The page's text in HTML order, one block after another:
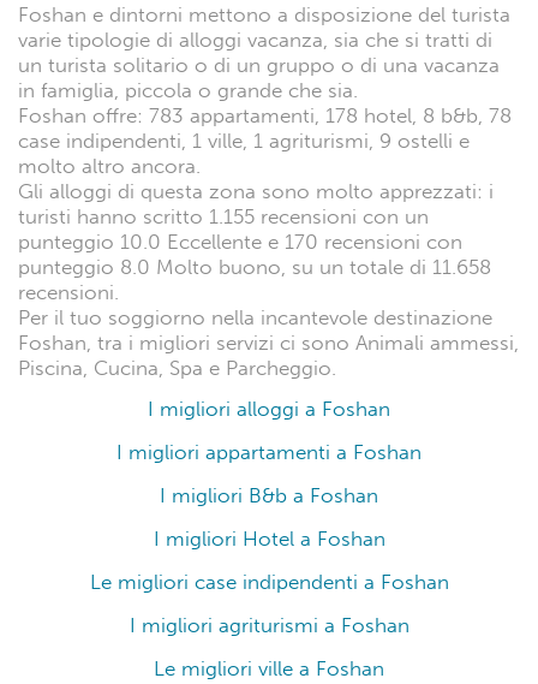
Foshan e dintorni mettono a disposizione del turista
varie tipologie di alloggi vacanza, sia che si tratti di
un turista solitario o di un gruppo o di una vacanza
in famiglia, piccola o grande che sia.
Foshan offre: 783 appartamenti, 178 hotel, 8 b&b, 78
case indipendenti, 1 ville, 1 agriturismi, 9 ostelli e
molto altro ancora.
Gli alloggi di questa zona sono molto apprezzati: i
turisti hanno scritto 1.155 recensioni con un
punteggio 10.0 Eccellente e 170 recensioni con
punteggio 8.0 Molto buono, su un totale di 11.658
recensioni.
Per il tuo soggiorno nella incantevole destinazione
Foshan, tra i migliori servizi ci sono Animali ammessi,
Piscina, Cucina, Spa e Parcheggio.
I migliori alloggi a Foshan
I migliori appartamenti a Foshan
I migliori B&b a Foshan
I migliori Hotel a Foshan
Le migliori case indipendenti a Foshan
I migliori agriturismi a Foshan
Le migliori ville a Foshan